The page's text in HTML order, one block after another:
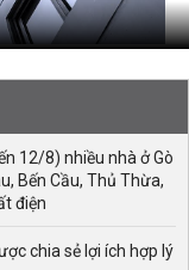
12/8) nhiều nhà ở Gò
Bến Cầu, Thủ Thừa,
điện
chia sẻ lợi ích hợp lý